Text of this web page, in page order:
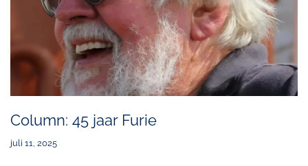
Column: 45 jaar Furie
juli 11, 2025